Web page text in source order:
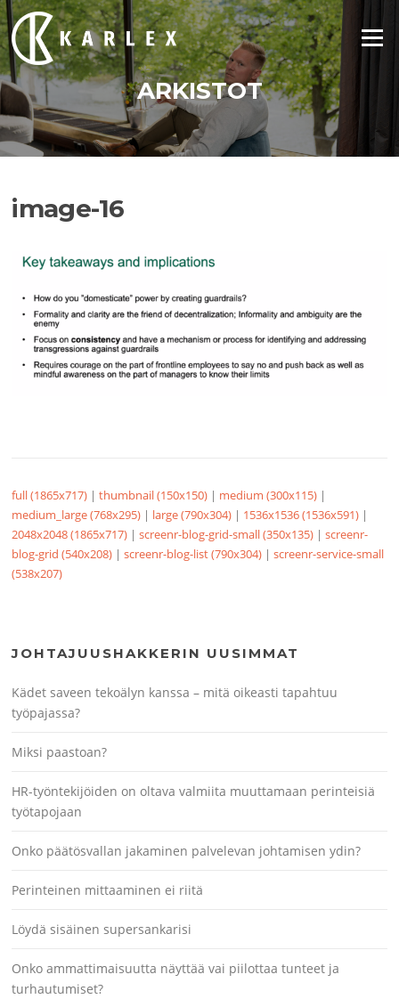
Siirry
suoraan
sisältöön
Valikko
ARKISTOT
image-16
full (1865x717) |thumbnail (150x150) | medium (300x115) |
medium_large (768x295) | large (790x304) | 1536x1536 (1536x591) |
2048x2048 (1865x717) |screenr-blog-grid-small (350x135) |screenr-
blog-grid (540x208) |screenr-blog-list (790x304) |screenr-service-small
(538x207)
JOHTAJUUSHAKKERIN UUSIMMAT
Kädet saveen tekoälyn kanssa – mitä oikeasti tapahtuu
työpajassa?
Miksi paastoan?
HR-työntekijöiden on oltava valmiita muuttamaan perinteisiä
työtapojaan
Onko päätösvallan jakaminen palvelevan johtamisen ydin?
Perinteinen mittaaminen ei riitä
Löydä sisäinen supersankarisi
Onko ammattimaisuutta näyttää vai piilottaa tunteet ja
turhautumiset?